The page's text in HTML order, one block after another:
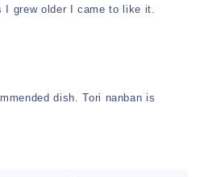
grew older I came to like it.
dish. Tori nanban is